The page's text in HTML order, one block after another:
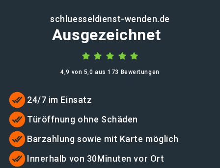
schluesseldienst-wenden.de
Ausgezeichnet
4,9 von 5,0 aus 173 Bewertungen
24/7 im Einsatz
Türöffnung ohne Schäden
Barzahlung sowie mit Karte möglich
Innerhalb von 30Minuten vor Ort